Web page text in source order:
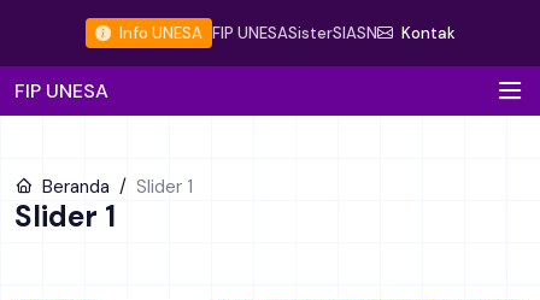
Info UNESA FIP UNESASisterSIASN Kontak
FIP UNESA
Beranda Slider 1
Slider 1